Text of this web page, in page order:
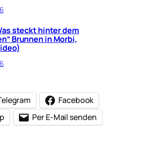
steckt hinter dem
Brunnen in Morbi,
Facebook
Per E-Mail senden